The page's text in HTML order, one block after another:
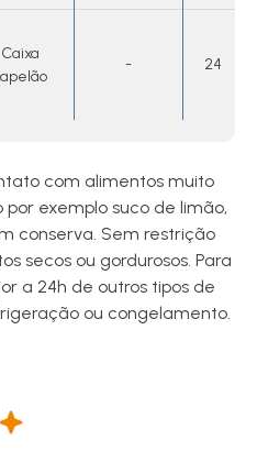
Caixa
- 24
com alimentos muito
exemplo suco de limão,
conserva. Sem restrição
secos ou gordurosos. Para
a 24h de outros tipos de
ou congelamento.